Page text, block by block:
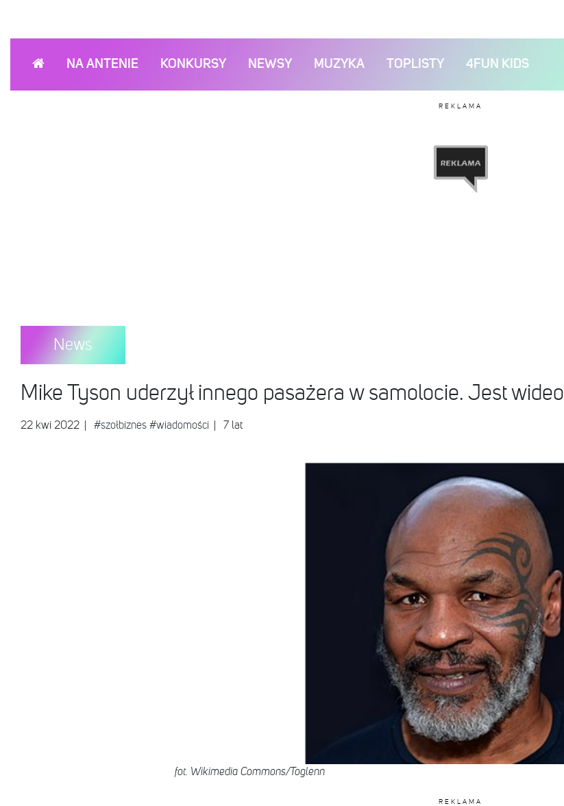
NA ANTENIE KONKURSY NEWSY MUZYKA TOPLISTY 4FUN KIDS
REKLAMA
News
Mike Tyson uderzył innego pasażera w samolocie. Jest wideo
22 kwi 2022 #szołbiznes #wiadomości | 7 lat
fot. Wikimedia Commons/Toglenn
REKLAMA